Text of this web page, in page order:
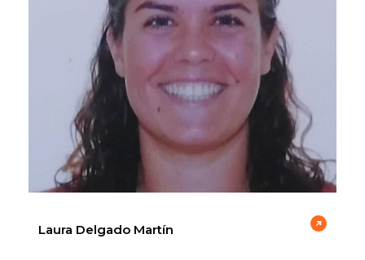
Laura Delgado Martín